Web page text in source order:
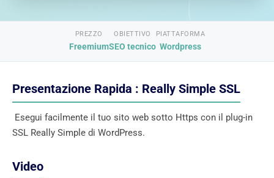
PREZZO
Freemium
OBIETTIVO
SEO tecnico
PIATTAFORMA
Wordpress
Presentazione Rapida : Really Simple SSL
Esegui facilmente il tuo sito web sotto Https con il plug-in
SSL Really Simple di WordPress.
Video